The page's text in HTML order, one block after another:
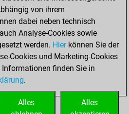
in blitz
Juni 17,
You played 6
games
Play
You scored +0
5 in slow games
von ihrem
dabei neben technisch
Analyse-Cookies sowie
werden. Hierkönnen Sie der
Cookies und Marketing-Cookies
Informationen finden Sie in
.
Alles
Alles